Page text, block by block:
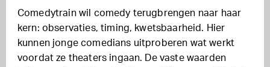
Comedytrain wil comedy terugbrengen naar haar
kern: observaties, timing, kwetsbaarheid. Hier
kunnen jonge comedians uitproberen wat werkt
voordat ze theaters ingaan. De vaste waarden